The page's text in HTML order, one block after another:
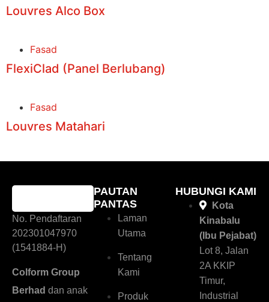
Louvres Alco Box
Fasad
FlexiClad (Panel Berlubang)
Fasad
Louvres Matahari
No. Pendaftaran
202301047970
(1541884-H)
Colform Group
Berhad dan anak
PAUTAN
PANTAS
Laman
Utama
Tentang
Kami
Produk
HUBUNGI KAMI
Kota
Kinabalu
(Ibu Pejabat)
Lot 8, Jalan
2A KKIP
Timur,
Industrial